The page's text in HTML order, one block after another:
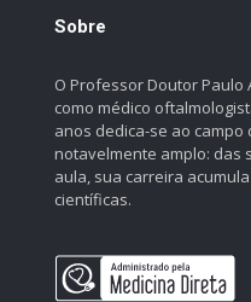
Sobre
O Professor Doutor
como médico
anos dedica-se ao
notavelmente amplo: das
aula, sua carreira
científicas.